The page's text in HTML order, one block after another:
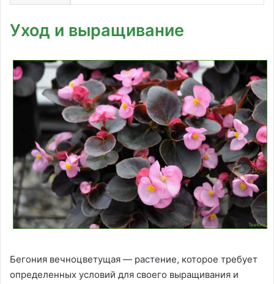
Уход и выращивание
Бегония вечноцветущая — растение, которое требует
определенных условий для своего выращивания и